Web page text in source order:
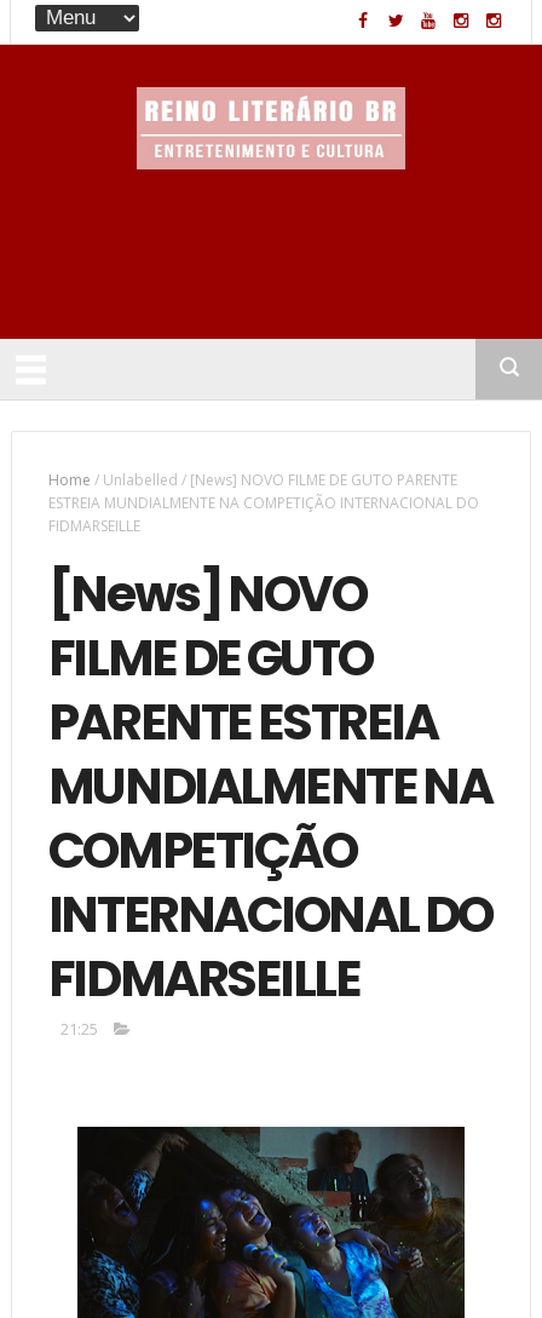
Home /Unlabelled / [News] NOVO FILME DE GUTO PARENTE
ESTREIA MUNDIALMENTE NA COMPETIÇÃO INTERNACIONAL DO
FIDMARSEILLE
[News] NOVO
FILME DE GUTO
PARENTE ESTREIA
MUNDIALMENTE NA
COMPETIÇÃO
INTERNACIONAL DO
FIDMARSEILLE
21:25